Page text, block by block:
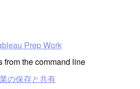
Prep Work
from the command line
の保存と共有